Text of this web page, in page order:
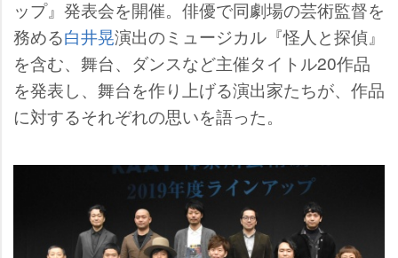
ップ』発表会を開催。俳優で同劇場の芸術監督を
務める白井晃演出のミュージカル『怪人と探偵』
を含む、舞台、ダンスなど主催タイトル20作品
を発表し、舞台を作り上げる演出家たちが、作品
に対するそれぞれの思いを語った。